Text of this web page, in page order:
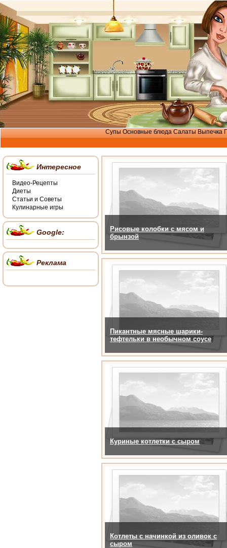
Супы Основные блюда Салаты Выпечка
Рисовые колобки с мясом и
брынзой
Пикантные мясные шарики-
тефтельки в необычном соусе
Куриные котлетки с сыром
Котлеты с начинкой из оливок с
сыром
Интересное
Видео-Рецепты
Диеты
Статьи и Советы
Кулинарные игры
Google:
Реклама